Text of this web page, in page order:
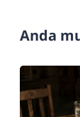
Anda